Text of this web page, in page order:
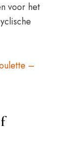
voor het
–